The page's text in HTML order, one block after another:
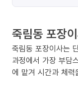
죽림동 포장
죽림동 포장이사는
과정에서 가장 부담
에 맡겨 시간과 체력